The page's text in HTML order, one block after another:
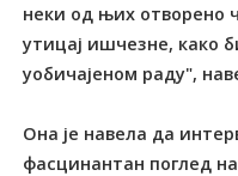
неки од њих отворено
утицај ишчезне, како
уобичајеном раду",
Она је навела да
фасцинантан поглед на